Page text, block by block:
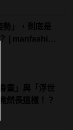
勢」，到底是
| manfashion
畫」與「浮世
然長這樣！？